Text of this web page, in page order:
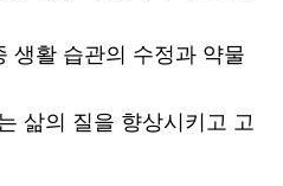
생활 습관의 수정과 약물
삶의 질을 향상시키고 고